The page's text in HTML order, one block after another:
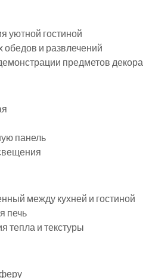
уютной гостиной
и развлечений
предметов декора
панель
между кухней и гостиной
печь
тепла и текстуры